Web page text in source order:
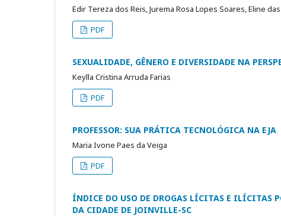
Edir Tereza dos Reis, Jurema Rosa Lopes Soares, Eline
PDF
SEXUALIDADE, GÊNERO E DIVERSIDADE NA
Keylla Cristina Arruda Farias
PDF
PROFESSOR: SUA PRÁTICA TECNOLÓGICA NA EJA
Maria Ivone Paes da Veiga
PDF
ÍNDICE DO USO DE DROGAS LÍCITAS E ILÍCITAS
DA CIDADE DE JOINVILLE-SC